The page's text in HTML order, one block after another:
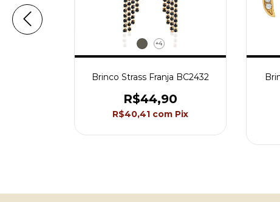
+4
Brinco Strass Franja BC2432
R$44,90
R$40,41 com Pix